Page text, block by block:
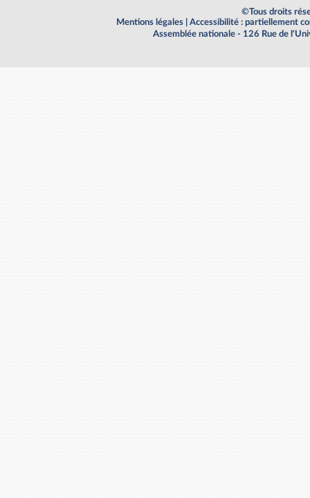
©Tous droits
Mentions légales
Accessibilité : partiellement
Assemblée nationale - 126 Rue de